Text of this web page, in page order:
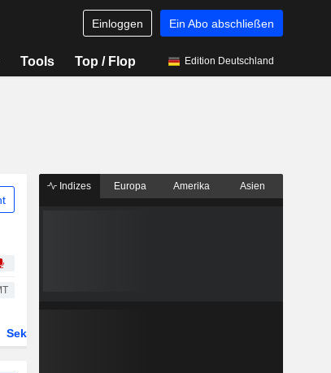
Einloggen Ein Abo abschließen
Tools Top / Flop Edition Deutschland
Sektor
Indizes Europa Amerika Asien